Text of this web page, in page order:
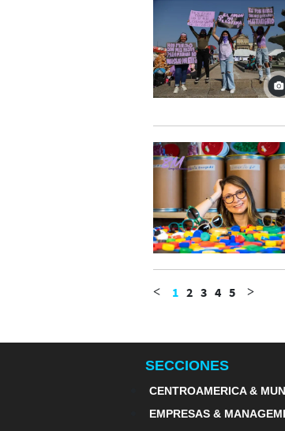
< 1 2 3 4 5 >
SECCIONES
CENTROAMERICA &
EMPRESAS &